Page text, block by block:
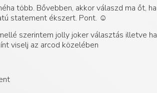
több. Bővebben, akkor válaszd ma őt, ha
statement ékszert. Pont. ☺️
szerintem jolly joker választás illetve ha
viselj az arcod közelében